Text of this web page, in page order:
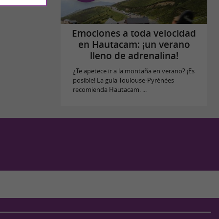
Emociones a toda velocidad
en Hautacam: ¡un verano
lleno de adrenalina!
¿Te apetece ir a la montaña en verano? ¡Es
posible! La guía Toulouse-Pyrénées
recomienda Hautacam. ...